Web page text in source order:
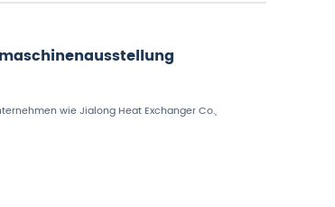
wie Jialong Heat Exchanger Co.,